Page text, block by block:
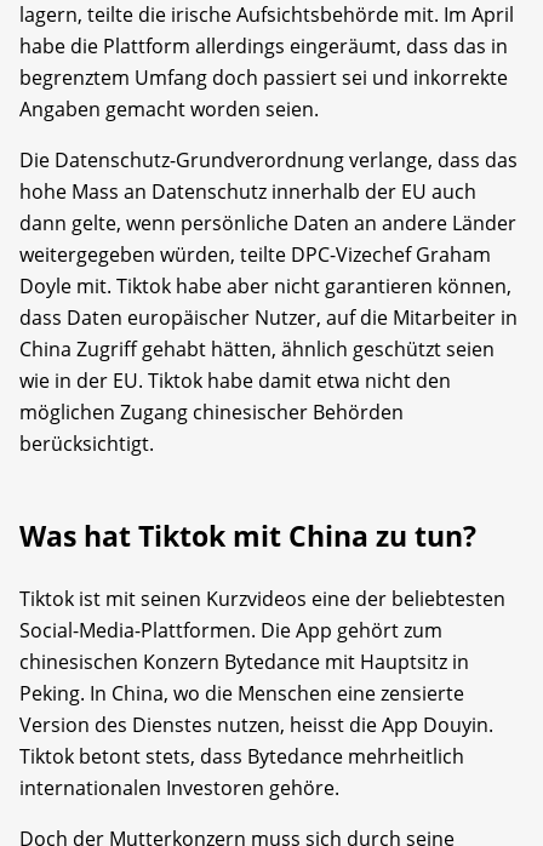
lagern, teilte die irische Aufsichtsbehörde mit. Im April
habe die Plattform allerdings eingeräumt, dass das in
begrenztem Umfang doch passiert sei und inkorrekte
Angaben gemacht worden seien.
Die Datenschutz-Grundverordnung verlange, dass das
hohe Mass an Datenschutz innerhalb der EU auch
dann gelte, wenn persönliche Daten an andere Länder
weitergegeben würden, teilte DPC-Vizechef Graham
Doyle mit. Tiktok habe aber nicht garantieren können,
dass Daten europäischer Nutzer, auf die Mitarbeiter in
China Zugriff gehabt hätten, ähnlich geschützt seien
wie in der EU. Tiktok habe damit etwa nicht den
möglichen Zugang chinesischer Behörden
berücksichtigt.
Was hat Tiktok mit China zu tun?
Tiktok ist mit seinen Kurzvideos eine der beliebtesten
Social-Media-Plattformen. Die App gehört zum
chinesischen Konzern Bytedance mit Hauptsitz in
Peking. In China, wo die Menschen eine zensierte
Version des Dienstes nutzen, heisst die App Douyin.
Tiktok betont stets, dass Bytedance mehrheitlich
internationalen Investoren gehöre.
Doch der Mutterkonzern muss sich durch seine